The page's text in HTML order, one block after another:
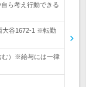
ら考え行動できる
大谷1672-1 ※転勤
む）※給与には一律